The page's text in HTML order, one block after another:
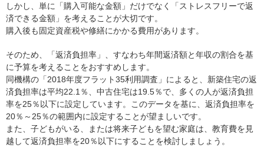
しかし、単に「購入可能な金額」だけでなく「ストレスフリーで返
済できる金額」を考えることが大切です。
購入後も固定資産税や修繕にかかる費用があります。
そのため、「返済負担率」、すなわち年間返済額と年収の割合を基
に予算を考えることをおすすめします。
同機構の「2018年度フラット35利用調査」によると、新築住宅の返
済負担率は平均22.1％、中古住宅は19.5％で、多くの人が返済負担
率を25％以下に設定しています。このデータを基に、返済負担率を
20％～25％の範囲内に設定することが望ましいです。
また、子どもがいる、または将来子どもを望む家庭は、教育費を見
越して返済負担率を20％以下にすることを検討しましょう。